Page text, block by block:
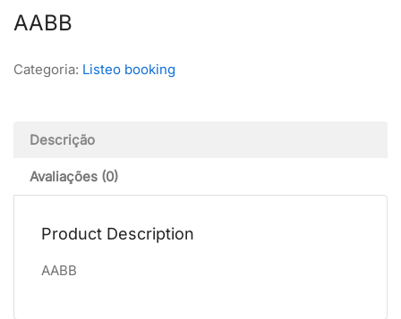
AABB
Categoria: Listeo booking
Descrição
Avaliações (0)
Product Description
AABB